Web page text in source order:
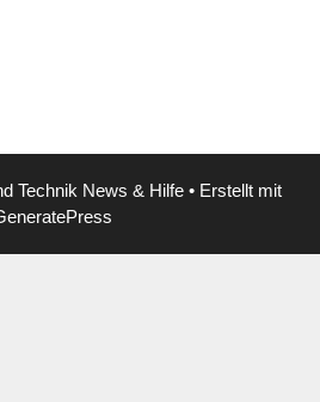
Technik News & Hilfe • Erstellt mit